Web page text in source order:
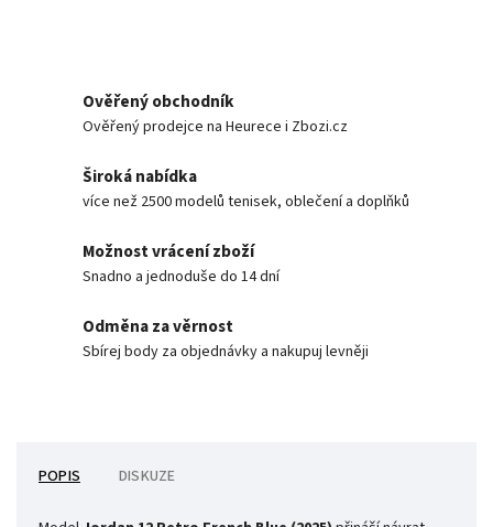
Ověřený obchodník
Ověřený prodejce na Heurece i Zbozi.cz
Široká nabídka
více než 2500 modelů tenisek, oblečení a doplňků
Možnost vrácení zboží
Snadno a jednoduše do 14 dní
Odměna za věrnost
Sbírej body za objednávky a nakupuj levněji
POPIS DISKUZE